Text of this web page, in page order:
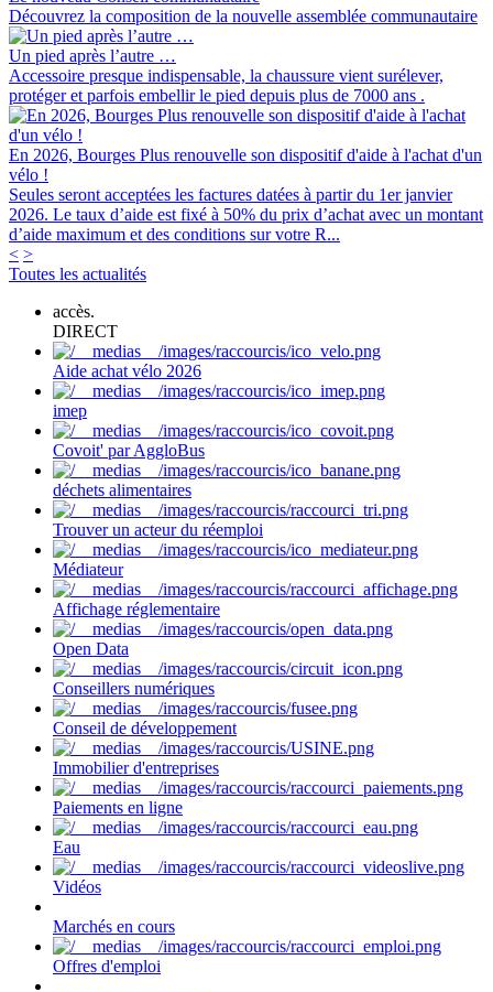
Découvrez la composition de la nouvelle assemblée communautaire
Un pied après l’autre …
Accessoire presque indispensable, la chaussure vient surélever,
protéger et parfois embellir le pied depuis plus de 7000 ans .
En 2026, Bourges Plus renouvelle son dispositif d'aide à l'achat d'un
vélo !
Seules seront acceptées les factures datées à partir du 1er janvier
2026. Le taux d’aide est fixé à 50% du prix d’achat avec un montant
d’aide maximum et des conditions sur votre R...
< >
Toutes les actualités
accès.
DIRECT
Aide achat vélo 2026
imep
Covoit' par AggloBus
déchets alimentaires
Trouver un acteur du réemploi
Médiateur
Affichage réglementaire
Open Data
Conseillers numériques
Conseil de développement
Immobilier d'entreprises
Paiements en ligne
Eau
Vidéos
Marchés en cours
Offres d'emploi